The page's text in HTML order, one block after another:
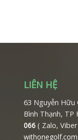
LIÊN HỆ
63 Nguyễn Hữu
Bình Thạnh, TP
066( Zalo,
withonegolf.com